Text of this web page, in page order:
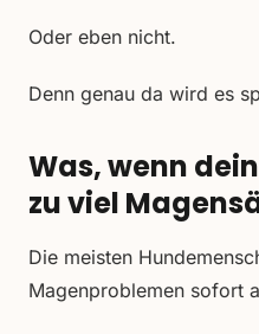
Oder eben nicht.
Denn genau da wird es
Was, wenn
zu viel
Die meisten
Magenproblemen sofort